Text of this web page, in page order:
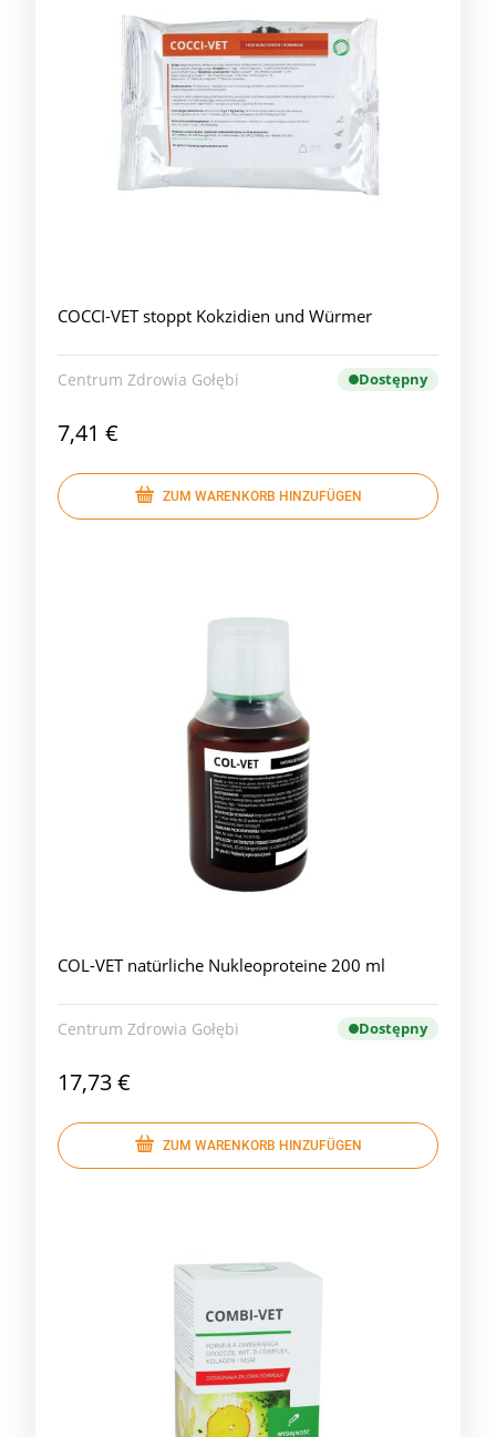
COCCI-VET stoppt Kokzidien und Würmer
Centrum Zdrowia Gołębi Dostępny
7,41 €
ZUM WARENKORB HINZUFÜGEN
COL-VET natürliche Nukleoproteine 200 ml
Centrum Zdrowia Gołębi Dostępny
17,73 €
ZUM WARENKORB HINZUFÜGEN